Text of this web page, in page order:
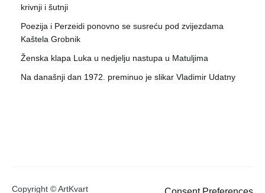
krivnji i šutnji
Poezija i Perzeidi ponovno se susreću pod zvijezdama
Kaštela Grobnik
Ženska klapa Luka u nedjelju nastupa u Matuljima
Na današnji dan 1972. preminuo je slikar Vladimir Udatny
Copyright © ArtKvart